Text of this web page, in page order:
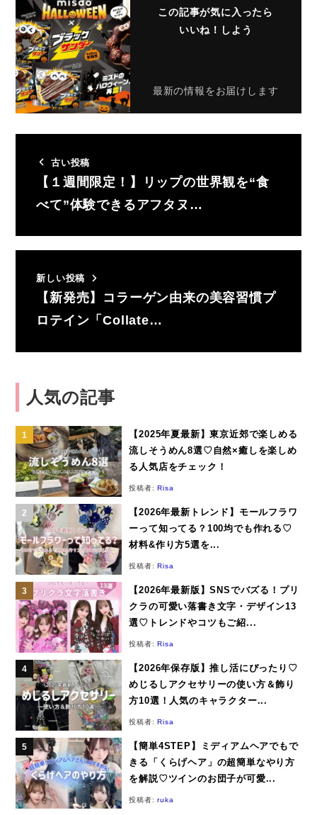
この記事が気に入ったら
いいね！しよう
最新の情報をお届けします
古い投稿
【１週間限定！】リップの世界観を“食
べて”体験できるアフタヌ…
新しい投稿
【新発売】コラーゲン由来の美容習慣プ
ロテイン「Collate…
人気の記事
【2025年夏最新】東京近郊で楽しめる
流しそうめん8選♡自然×癒しを楽しめ
る人気店をチェック！
投稿者:Risa
【2026年最新トレンド】モールフラワ
ーって知ってる？100均でも作れる♡
材料&作り方5選を...
投稿者:Risa
【2026年最新版】SNSでバズる！プリ
クラの可愛い落書き文字・デザイン13
選♡トレンドやコツもご紹...
投稿者:Risa
【2026年保存版】推し活にぴったり♡
めじるしアクセサリーの使い方＆飾り
方10選！人気のキャラクター...
投稿者:Risa
【簡単4STEP】ミディアムヘアでもで
きる「くらげヘア」の超簡単なやり方
を解説♡ツインのお団子が可愛...
投稿者:ruka